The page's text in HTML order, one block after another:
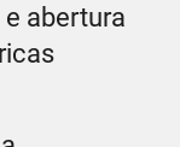
abertura